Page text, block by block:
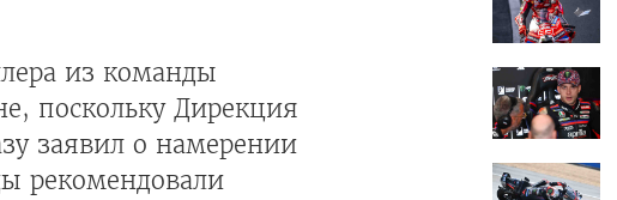
из команды
поскольку Дирекция
заявил о намерении
рекомендовали